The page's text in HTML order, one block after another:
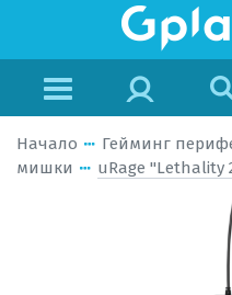
Начало Гейминг
мишки
uRage "Lethality